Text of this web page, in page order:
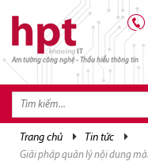
Am tường công nghệ - Thấu hiểu thông tin
trang chủ tin tức
giải pháp quản lý nội dung màn hình cho bệnh viện hỗ trợ điều phối và
TRANG CHỦ